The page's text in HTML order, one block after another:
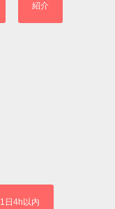
紹介
1日4h以内